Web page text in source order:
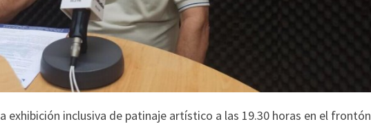
exhibición inclusiva de patinaje artístico a las 19.30 horas en el frontón